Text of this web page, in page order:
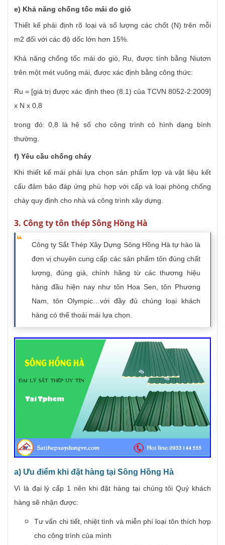
e) Khả năng chống tốc mái do gió
Thiết kế phải định rõ loại và số lượng các chốt (N) trên mỗi
m2 đối với các độ dốc lớn hơn 15%.
Khả năng chống tốc mái do gió, Ru, được tính bằng Niutơn
trên một mét vuông mái, được xác định bằng công thức:
Ru = [giá trị được xác định theo (8.1) của TCVN 8052-2:2009]
x N x 0,8
trong đó: 0,8 là hệ số cho công trình có hình dạng bình
thường.
f) Yêu cầu chống cháy
Khi thiết kế mái phải lựa chọn sản phẩm lợp và vật liệu kết
cấu đảm bảo đáp ứng phù hợp với cấp và loại phòng chống
cháy quy định cho nhà và công trình xây dựng.
3. Công ty tôn thép Sông Hồng Hà
Công ty Sắt Thép Xây Dựng Sông Hồng Hà tự hào là
đơn vị chuyên cung cấp các sản phẩm tôn đúng chất
lượng, đúng giá, chính hãng từ các thương hiệu
hàng đầu hiện nay như tôn Hoa Sen, tôn Phương
Nam, tôn Olympic…với đầy đủ chủng loại khách
hàng có thể thoải mái lựa chọn.
a) Ưu điểm khi đặt hàng tại Sông Hồng Hà
Vì là đại lý cấp 1 nên khi đặt hàng tại chúng tôi Quý khách
hàng sẽ nhận được:
Tư vấn chi tiết, nhiệt tình và miễn phí loại tôn thích hợp
cho công trình của mình